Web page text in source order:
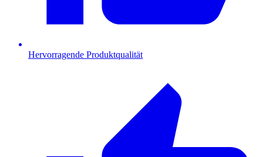
Hervorragende Produktqualität